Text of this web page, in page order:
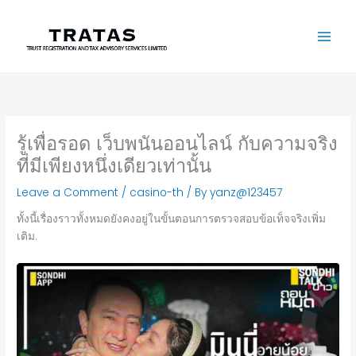
content
รู้เพื่อรอด เว็บพนันออนไลน์ กับความจริง
ที่มีเพียงหนึ่งเดียวเท่านั้น
Leave a Comment / casino-th / Byyanz@123457
ทั้งนี้เรื่องราวทั้งหมดยังคงอยู่ในขั้นตอนการตรวจสอบข้อเท็จจริงเพิ่ม
เติม.